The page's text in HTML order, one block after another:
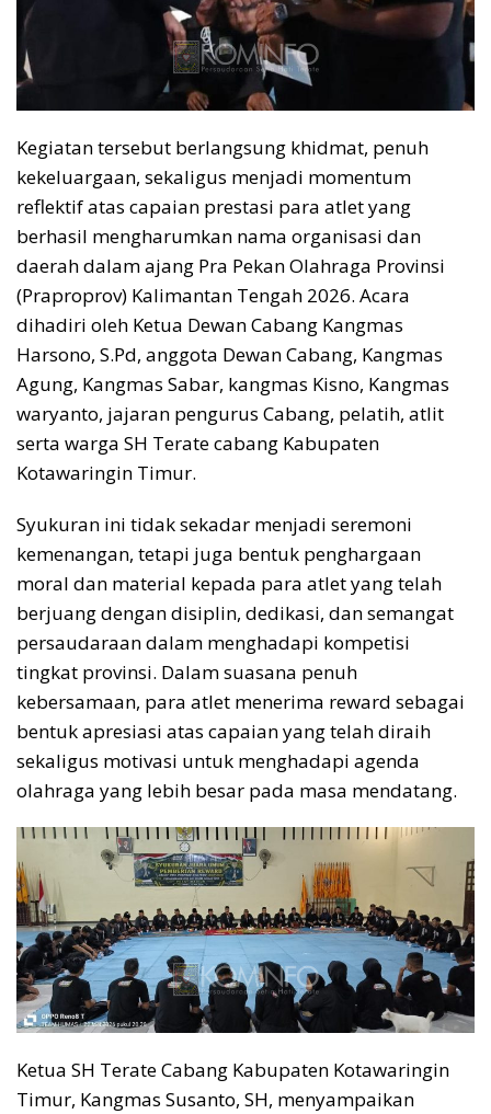
Kegiatan tersebut berlangsung khidmat, penuh
kekeluargaan, sekaligus menjadi momentum
reflektif atas capaian prestasi para atlet yang
berhasil mengharumkan nama organisasi dan
daerah dalam ajang Pra Pekan Olahraga Provinsi
(Praproprov) Kalimantan Tengah 2026. Acara
dihadiri oleh Ketua Dewan Cabang Kangmas
Harsono, S.Pd, anggota Dewan Cabang, Kangmas
Agung, Kangmas Sabar, kangmas Kisno, Kangmas
waryanto, jajaran pengurus Cabang, pelatih, atlit
serta warga SH Terate cabang Kabupaten
Kotawaringin Timur.
Syukuran ini tidak sekadar menjadi seremoni
kemenangan, tetapi juga bentuk penghargaan
moral dan material kepada para atlet yang telah
berjuang dengan disiplin, dedikasi, dan semangat
persaudaraan dalam menghadapi kompetisi
tingkat provinsi. Dalam suasana penuh
kebersamaan, para atlet menerima reward sebagai
bentuk apresiasi atas capaian yang telah diraih
sekaligus motivasi untuk menghadapi agenda
olahraga yang lebih besar pada masa mendatang.
Ketua SH Terate Cabang Kabupaten Kotawaringin
Timur, Kangmas Susanto, SH, menyampaikan